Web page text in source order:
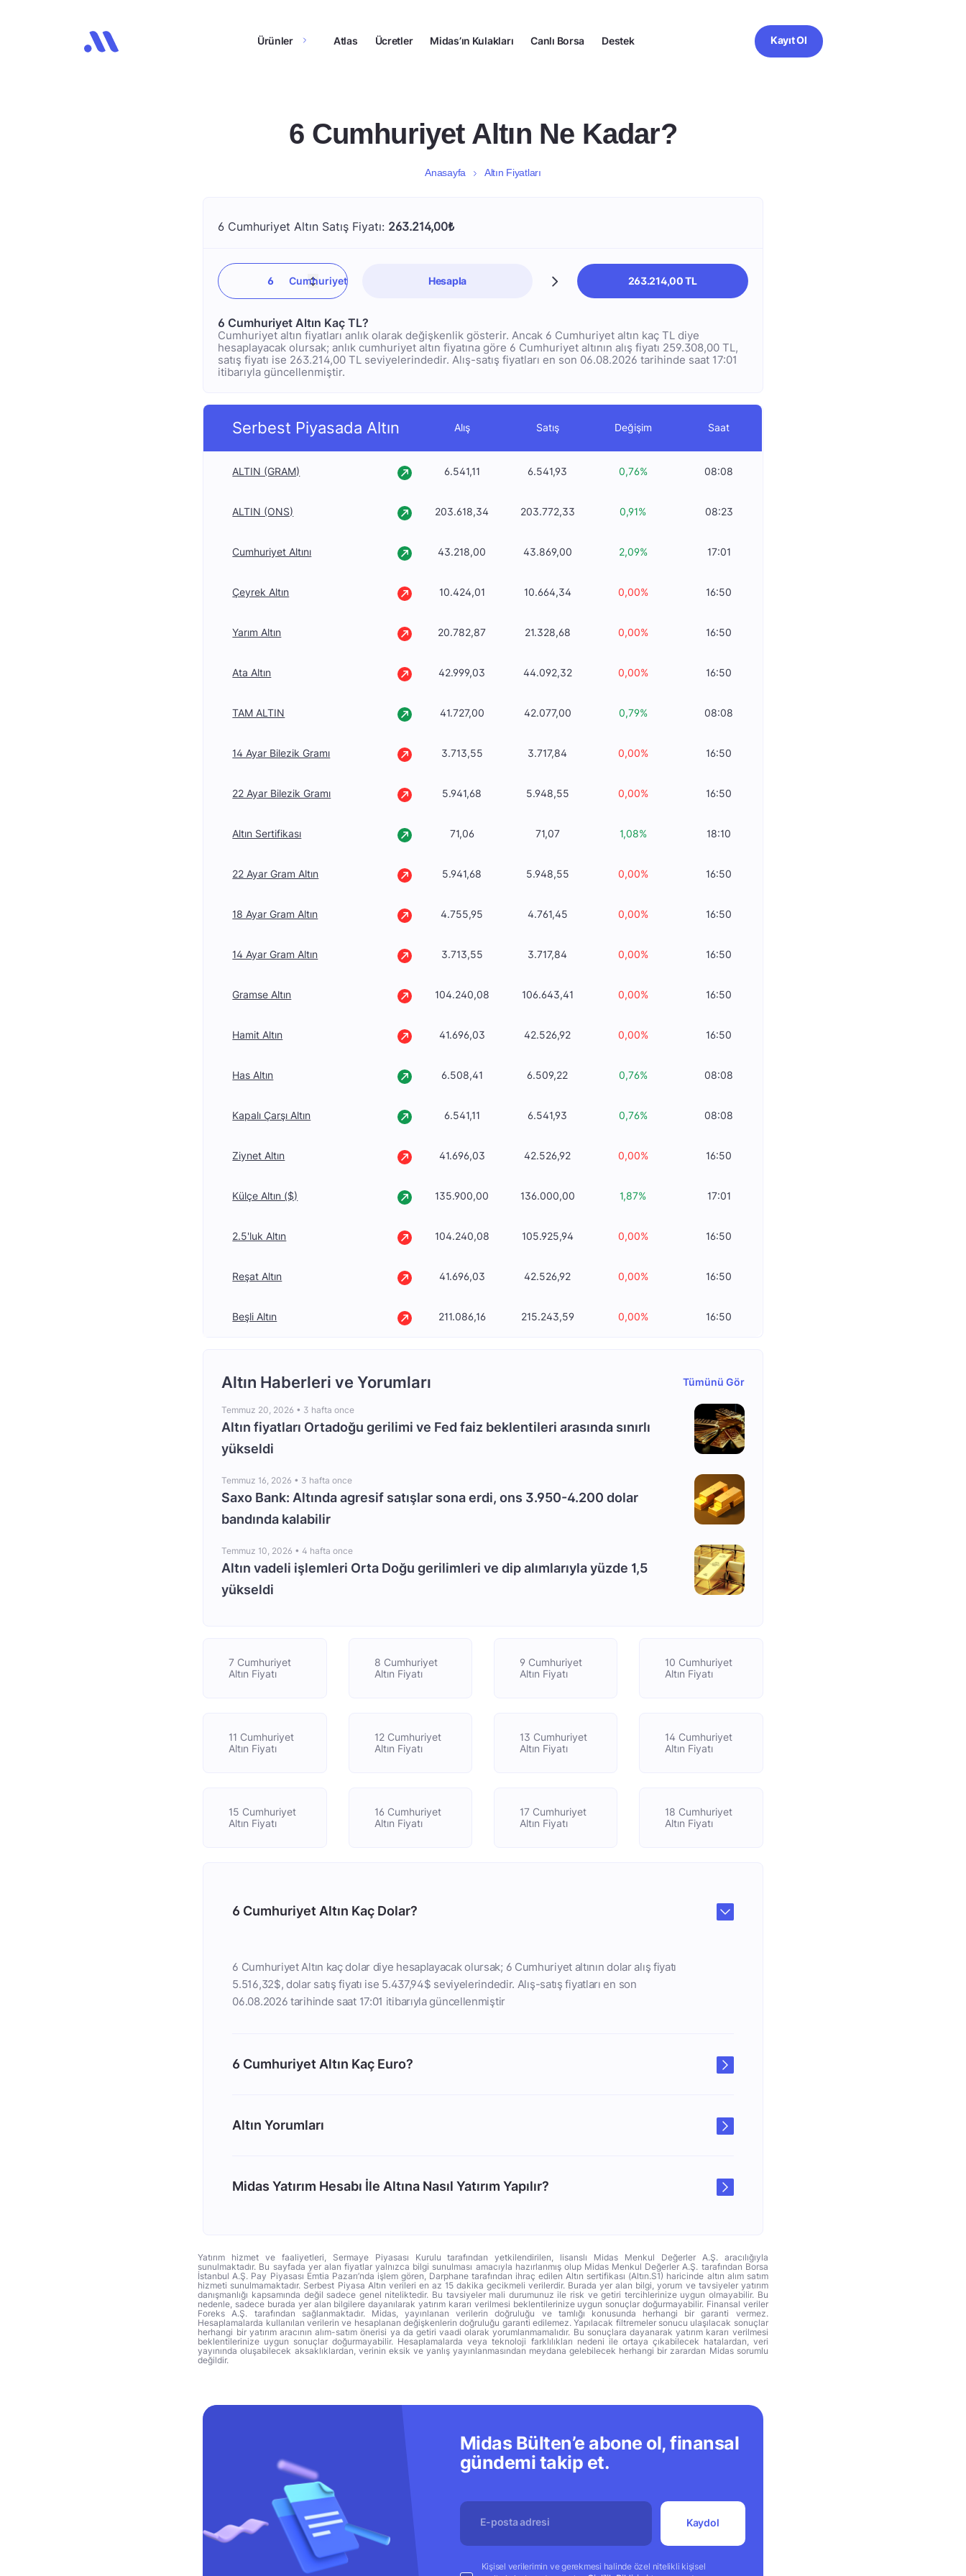
Ürünler Atlas Ücretler Midas’ın Kulakları Canlı Borsa Destek Kayıt Ol
6 Cumhuriyet Altın Ne Kadar?
Anasayfa Altın Fiyatları
6 Cumhuriyet Altın Satış Fiyatı: 263.214,00₺
Hesapla 263.214,00 TL
6 Cumhuriyet Altın Kaç TL?
Cumhuriyet altın fiyatları anlık olarak değişkenlik gösterir. Ancak 6 Cumhuriyet altın kaç TL diye
hesaplayacak olursak; anlık cumhuriyet altın fiyatına göre 6 Cumhuriyet altının alış fiyatı 259.308,00 TL,
satış fiyatı ise 263.214,00 TL seviyelerindedir. Alış-satış fiyatları en son 06.08.2026 tarihinde saat 17:01
itibarıyla güncellenmiştir.
Serbest Piyasada Altın Alış Satış Değişim Saat
ALTIN (GRAM) 6.541,11 6.541,93 0,76% 08:08
ALTIN (ONS) 203.618,34 203.772,33 0,91% 08:23
Cumhuriyet Altını 43.218,00 43.869,00 2,09% 17:01
Çeyrek Altın 10.424,01 10.664,34 0,00% 16:50
Yarım Altın 20.782,87 21.328,68 0,00% 16:50
Ata Altın 42.999,03 44.092,32 0,00% 16:50
TAM ALTIN 41.727,00 42.077,00 0,79% 08:08
14 Ayar Bilezik Gramı 3.713,55 3.717,84 0,00% 16:50
22 Ayar Bilezik Gramı 5.941,68 5.948,55 0,00% 16:50
Altın Sertifikası 71,06 71,07 1,08% 18:10
22 Ayar Gram Altın 5.941,68 5.948,55 0,00% 16:50
18 Ayar Gram Altın 4.755,95 4.761,45 0,00% 16:50
14 Ayar Gram Altın 3.713,55 3.717,84 0,00% 16:50
Gramse Altın 104.240,08 106.643,41 0,00% 16:50
Hamit Altın 41.696,03 42.526,92 0,00% 16:50
Has Altın 6.508,41 6.509,22 0,76% 08:08
Kapalı Çarşı Altın 6.541,11 6.541,93 0,76% 08:08
Ziynet Altın 41.696,03 42.526,92 0,00% 16:50
Külçe Altın ($) 135.900,00 136.000,00 1,87% 17:01
2.5'luk Altın 104.240,08 105.925,94 0,00% 16:50
Reşat Altın 41.696,03 42.526,92 0,00% 16:50
Beşli Altın 211.086,16 215.243,59 0,00% 16:50
Altın Haberleri ve Yorumları Tümünü Gör
Temmuz 20, 2026 • 3 hafta once
Altın fiyatları Ortadoğu gerilimi ve Fed faiz beklentileri arasında sınırlı
yükseldi
Temmuz 16, 2026 • 3 hafta once
Saxo Bank: Altında agresif satışlar sona erdi, ons 3.950-4.200 dolar
bandında kalabilir
Temmuz 10, 2026 •4 hafta once
Altın vadeli işlemleri Orta Doğu gerilimleri ve dip alımlarıyla yüzde 1,5
yükseldi
7 Cumhuriyet
Altın Fiyatı
8 Cumhuriyet
Altın Fiyatı
9 Cumhuriyet
Altın Fiyatı
10 Cumhuriyet
Altın Fiyatı
11 Cumhuriyet
Altın Fiyatı
12 Cumhuriyet
Altın Fiyatı
13 Cumhuriyet
Altın Fiyatı
14 Cumhuriyet
Altın Fiyatı
15 Cumhuriyet
Altın Fiyatı
16 Cumhuriyet
Altın Fiyatı
17 Cumhuriyet
Altın Fiyatı
18 Cumhuriyet
Altın Fiyatı
6 Cumhuriyet Altın Kaç Dolar?
6 Cumhuriyet Altın kaç dolar diye hesaplayacak olursak; 6 Cumhuriyet altının dolar alış fiyatı
5.516,32$, dolar satış fiyatı ise 5.437,94$ seviyelerindedir. Alış-satış fiyatları en son
06.08.2026 tarihinde saat 17:01 itibarıyla güncellenmiştir
6 Cumhuriyet Altın Kaç Euro?
Altın Yorumları
Midas Yatırım Hesabı İle Altına Nasıl Yatırım Yapılır?
Yatırım hizmet ve faaliyetleri, Sermaye Piyasası Kurulu tarafından yetkilendirilen, lisanslı Midas Menkul Değerler A.Ş. aracılığıyla
sunulmaktadır. Bu sayfada yer alan fiyatlar yalnızca bilgi sunulması amacıyla hazırlanmış olup Midas Menkul Değerler A.Ş. tarafından Borsa
İstanbul A.Ş. Pay Piyasası Emtia Pazarı’nda işlem gören, Darphane tarafından ihraç edilen Altın sertifikası (Altın.S1) haricinde altın alım satım
hizmeti sunulmamaktadır. Serbest Piyasa Altın verileri en az 15 dakika gecikmeli verilerdir. Burada yer alan bilgi, yorum ve tavsiyeler yatırım
danışmanlığı kapsamında değil sadece genel niteliktedir. Bu tavsiyeler mali durumunuz ile risk ve getiri tercihlerinize uygun olmayabilir. Bu
nedenle, sadece burada yer alan bilgilere dayanılarak yatırım kararı verilmesi beklentilerinize uygun sonuçlar doğurmayabilir. Finansal veriler
Foreks A.Ş. tarafından sağlanmaktadır. Midas, yayınlanan verilerin doğruluğu ve tamlığı konusunda herhangi bir garanti vermez.
Hesaplamalarda kullanılan verilerin ve hesaplanan değişkenlerin doğruluğu garanti edilemez. Yapılacak filtremeler sonucu ulaşılacak sonuçlar
herhangi bir yatırım aracının alım-satım önerisi ya da getiri vaadi olarak yorumlanmamalıdır. Bu sonuçlara dayanarak yatırım kararı verilmesi
beklentilerinize uygun sonuçlar doğurmayabilir. Hesaplamalarda veya teknoloji farklılıkları nedeni ile ortaya çıkabilecek hatalardan, veri
yayınında oluşabilecek aksaklıklardan, verinin eksik ve yanlış yayınlanmasından meydana gelebilecek herhangi bir zarardan Midas sorumlu
değildir.
Midas Bülten’e abone ol, finansal
gündemi takip et.
Kaydol
Kişisel verilerimin ve gerekmesi halinde özel nitelikli kişisel